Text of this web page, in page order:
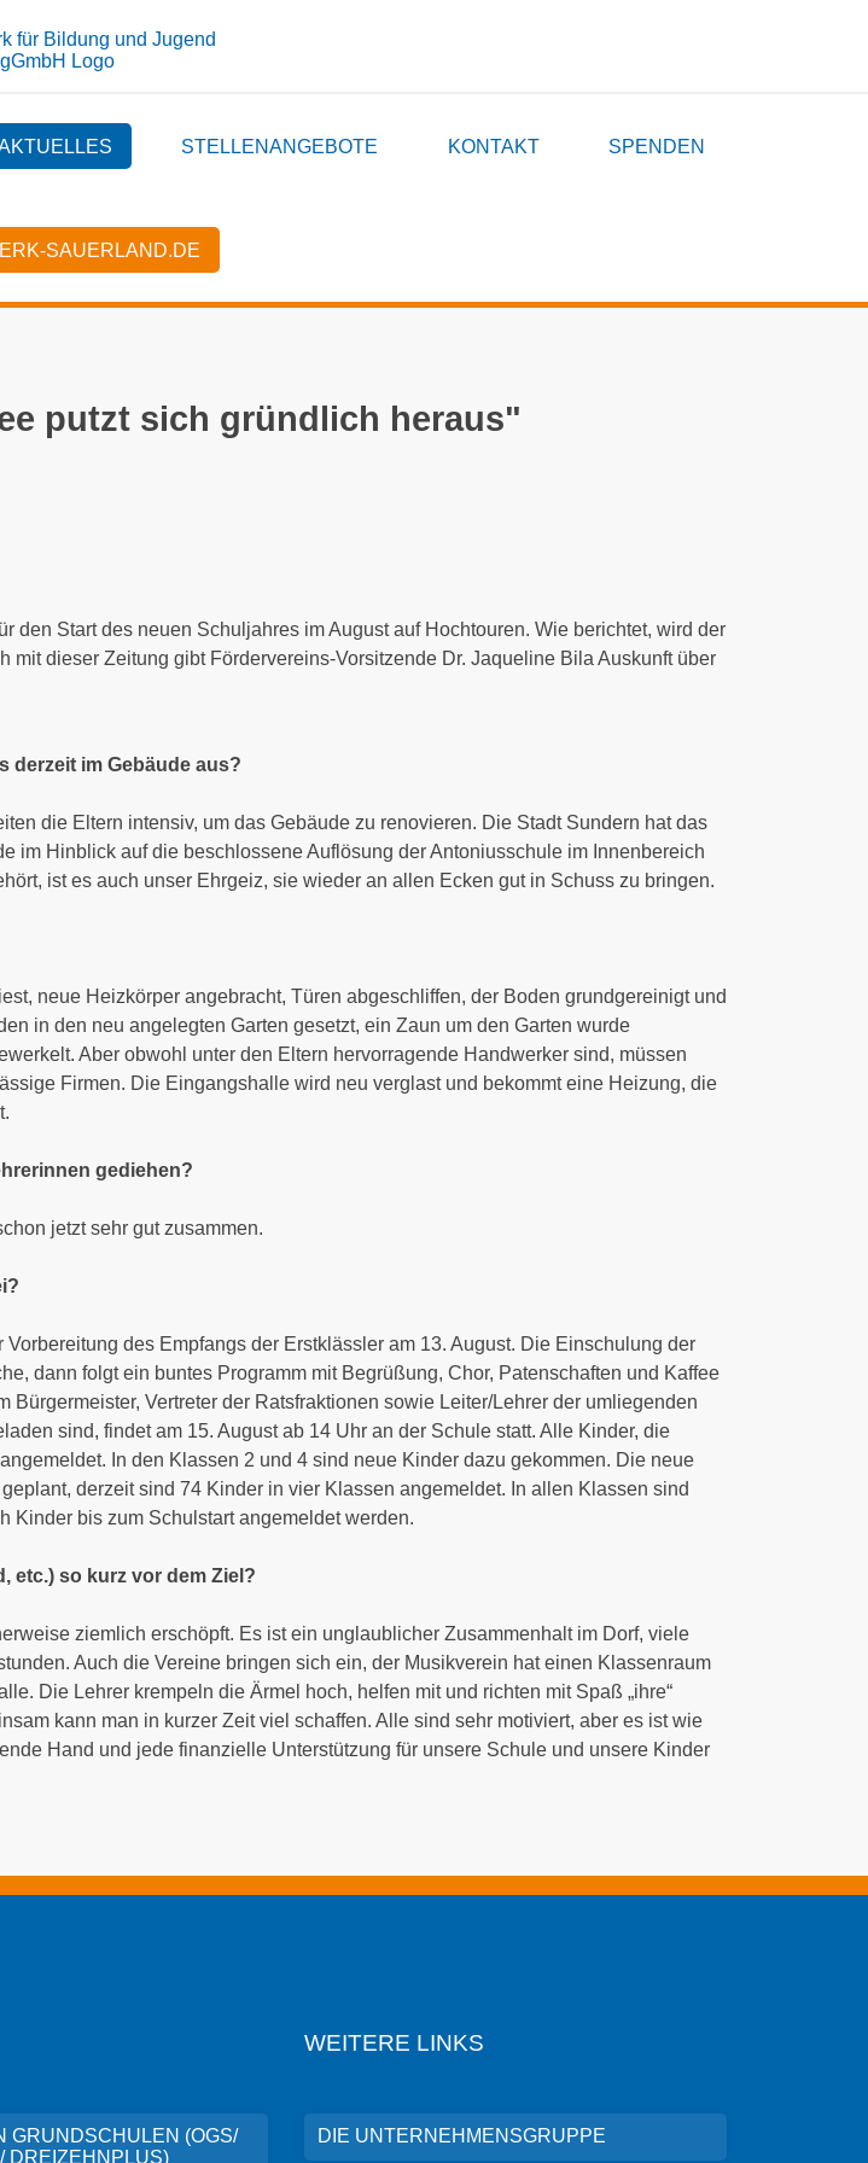
STELLENANGEBOTE KONTAKT SPENDEN
SAUERLAND.DE
putzt sich gründlich heraus"
den Start des neuen Schuljahres im August auf Hochtouren. Wie berichtet, wird der
mit dieser Zeitung gibt Fördervereins-Vorsitzende Dr. Jaqueline Bila Auskunft über
derzeit im Gebäude aus?
die Eltern intensiv, um das Gebäude zu renovieren. Die Stadt Sundern hat das
im Hinblick auf die beschlossene Auflösung der Antoniusschule im Innenbereich
ist es auch unser Ehrgeiz, sie wieder an allen Ecken gut in Schuss zu bringen.
neue Heizkörper angebracht, Türen abgeschliffen, der Boden grundgereinigt und
in den neu angelegten Garten gesetzt, ein Zaun um den Garten wurde
Aber obwohl unter den Eltern hervorragende Handwerker sind, müssen
Firmen. Die Eingangs­halle wird neu verglast und bekommt eine Heizung, die
­gediehen?
jetzt sehr gut zusammen.
des Empfangs der Erstklässler am 13. August. Die Einschulung der
dann folgt ein buntes Programm mit Begrüßung, Chor, Patenschaften und Kaffee
Vertreter der Ratsfraktionen sowie Leiter/Lehrer der umliegenden
sind, findet am 15. August ab 14 Uhr an der Schule statt. Alle Kinder, die
In den Klassen 2 und 4 sind neue Kinder dazu gekommen. Die neue
derzeit sind 74 Kinder in vier Klassen angemeldet. In allen Klassen sind
Kinder bis zum Schulstart angemeldet werden.
etc.) so kurz vor dem Ziel?
ziemlich erschöpft. Es ist ein unglaublicher Zusammenhalt im Dorf, viele
Auch die Vereine bringen sich ein, der Musikverein hat einen Klassenraum
Die Lehrer krempeln die Ärmel hoch, helfen mit und richten mit Spaß „ihre“
kann man in kurzer Zeit viel schaffen. ­Alle sind sehr motiviert, aber es ist wie
Hand und jede finanzielle Unterstützung für unsere Schule und unsere Kinder
GRUNDSCHULEN (OGS/
DREIZEHNPLUS)
WEITERE LINKS
DIE UNTERNEHMENSGRUPPE